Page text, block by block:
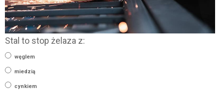
Stal to stop żelaza z:
węglem
miedzią
cynkiem